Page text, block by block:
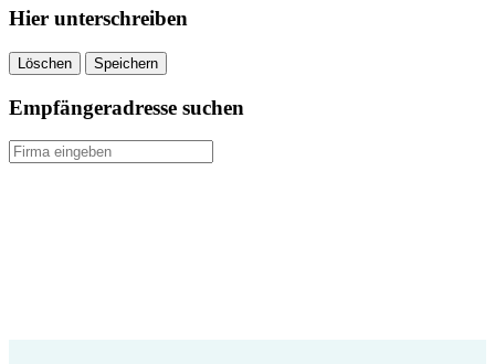
Hier unterschreiben
Löschen Speichern
Empfängeradresse suchen